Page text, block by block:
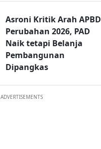
Asroni Kritik Arah APBD
Perubahan 2026, PAD
Naik tetapi Belanja
Pembangunan
Dipangkas
ADVERTISEMENTS